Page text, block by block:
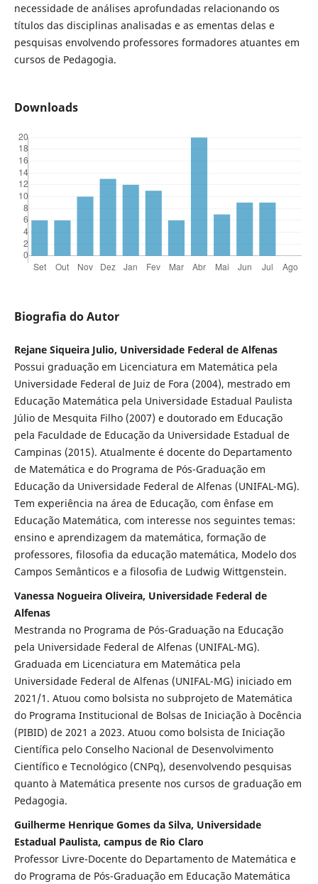
necessidade de análises aprofundadas relacionando os
títulos das disciplinas analisadas e as ementas delas e
pesquisas envolvendo professores formadores atuantes em
cursos de Pedagogia.
Downloads
Biografia do Autor
Rejane Siqueira Julio, Universidade Federal de Alfenas
Possui graduação em Licenciatura em Matemática pela
Universidade Federal de Juiz de Fora (2004), mestrado em
Educação Matemática pela Universidade Estadual Paulista
Júlio de Mesquita Filho (2007) e doutorado em Educação
pela Faculdade de Educação da Universidade Estadual de
Campinas (2015). Atualmente é docente do Departamento
de Matemática e do Programa de Pós-Graduação em
Educação da Universidade Federal de Alfenas (UNIFAL-MG).
Tem experiência na área de Educação, com ênfase em
Educação Matemática, com interesse nos seguintes temas:
ensino e aprendizagem da matemática, formação de
professores, filosofia da educação matemática, Modelo dos
Campos Semânticos e a filosofia de Ludwig Wittgenstein.
Vanessa Nogueira Oliveira, Universidade Federal de
Alfenas
Mestranda no Programa de Pós-Graduação na Educação
pela Universidade Federal de Alfenas (UNIFAL-MG).
Graduada em Licenciatura em Matemática pela
Universidade Federal de Alfenas (UNIFAL-MG) iniciado em
2021/1. Atuou como bolsista no subprojeto de Matemática
do Programa Institucional de Bolsas de Iniciação à Docência
(PIBID) de 2021 a 2023. Atuou como bolsista de Iniciação
Científica pelo Conselho Nacional de Desenvolvimento
Científico e Tecnológico (CNPq), desenvolvendo pesquisas
quanto à Matemática presente nos cursos de graduação em
Pedagogia.
Guilherme Henrique Gomes da Silva, Universidade
Estadual Paulista, campus de Rio Claro
Professor Livre-Docente do Departamento de Matemática e
do Programa de Pós-Graduação em Educação Matemática